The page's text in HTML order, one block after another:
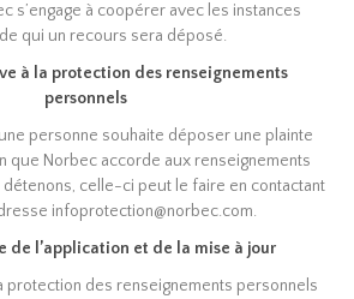
s’engage à coopérer avec les instances
qui un recours sera déposé.
à la protection des renseignements
personnels
personne souhaite déposer une plainte
que Norbec accorde aux renseignements
celle-ci peut le faire en contactant
infoprotection@norbec.com.
de l’application et de la mise à jour
protection des renseignements personnels